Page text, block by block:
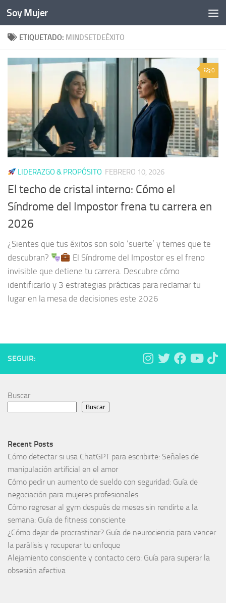
Bajo el contenido
Soy Mujer
ETIQUETADO: MINDSETDEÉXITO
0
LIDERAZGO & PROPÓSITO FEBRERO 10, 2026
El techo de cristal interno: Cómo el
Síndrome del Impostor frena tu carrera en
2026
¿Sientes que tus éxitos son solo ‘suerte’ y temes que te
descubran?
El Síndrome del Impostor es el freno
invisible que detiene tu carrera. Descubre cómo
identificarlo y 3 estrategias prácticas para reclamar tu
lugar en la mesa de decisiones este 2026
SEGUIR:
Buscar
Buscar
Recent Posts
Cómo detectar si usa ChatGPT para escribirte: Señales de
manipulación artificial en el amor
Cómo pedir un aumento de sueldo con seguridad: Guía de
negociación para mujeres profesionales
Cómo regresar al gym después de meses sin rendirte a la
semana: Guía de fitness consciente
¿Cómo dejar de procrastinar? Guía de neurociencia para vencer
la parálisis y recuperar tu enfoque
Alejamiento consciente y contacto cero: Guía para superar la
obsesión afectiva